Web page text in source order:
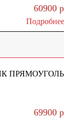
60900 р
Подробнее
69900 р